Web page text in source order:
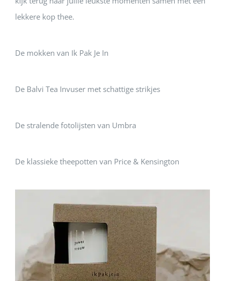
lekkere kop thee.
De mokken van Ik Pak Je In
De Balvi Tea Invuser met schattige strikjes
De stralende fotolijsten van Umbra
De klassieke theepotten van Price & Kensington